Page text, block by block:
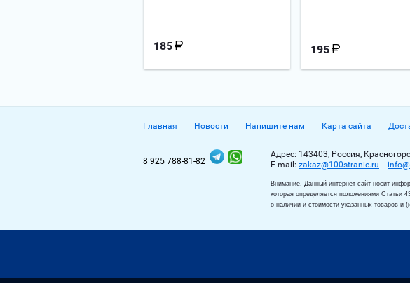
185 195
Главная Новости Напишите нам Карта сайта
8 925 788-81-82
Адрес: 143403, Россия,
Е-mail: zakaz@100stranic.ru
Внимание. Данный интернет-сайт носит
которая определяется положениями Статьи
о наличии и стоимости указанных товаров и